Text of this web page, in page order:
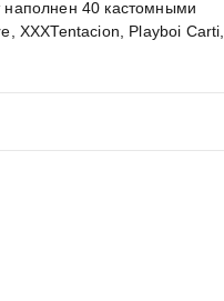
40 кастомными
XXXTentacion, Playboi Carti,